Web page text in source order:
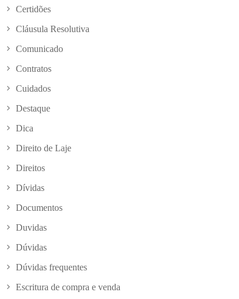
Certidões
Cláusula Resolutiva
Comunicado
Contratos
Cuidados
Destaque
Dica
Direito de Laje
Direitos
Dívidas
Documentos
Duvidas
Dúvidas
Dúvidas frequentes
Escritura de compra e venda